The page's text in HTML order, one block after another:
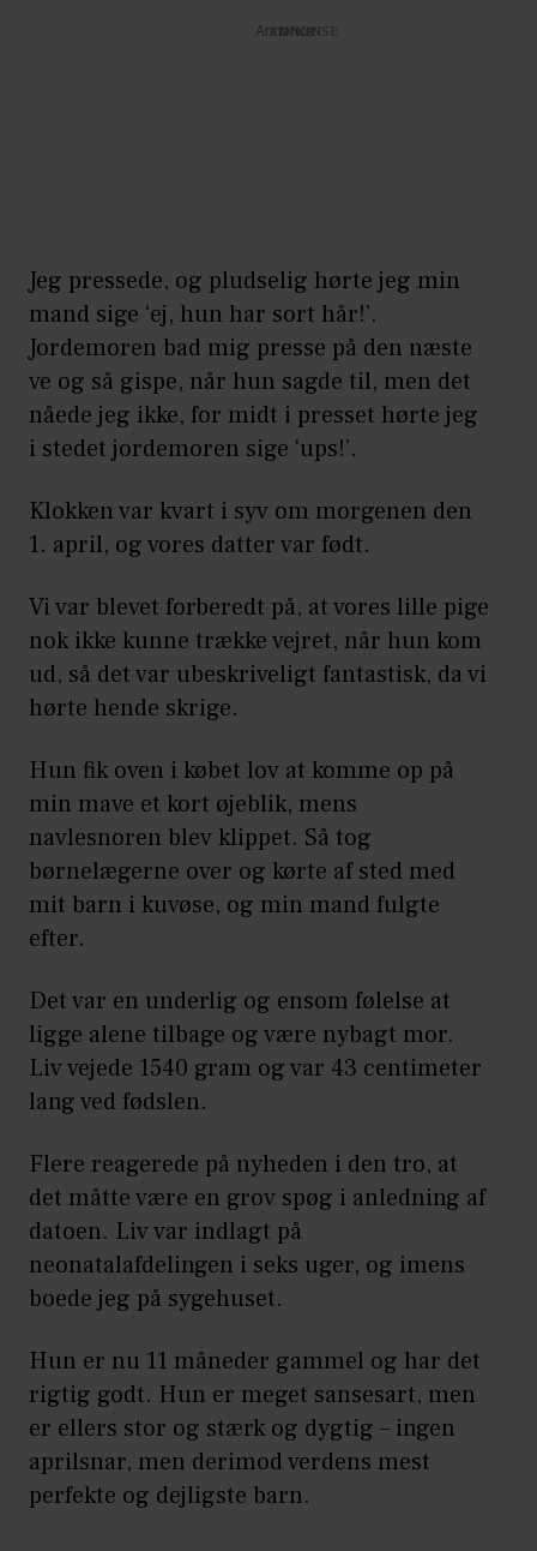
Annonce
Jeg pressede, og pludselig hørte jeg min
mand sige ‘ej, hun har sort hår!’.
Jordemoren bad mig presse på den næste
ve og så gispe, når hun sagde til, men det
nåede jeg ikke, for midt i presset hørte jeg
i stedet jordemoren sige ‘ups!’.
Klokken var kvart i syv om morgenen den
1. april, og vores datter var født.
Vi var blevet forberedt på, at vores lille pige
nok ikke kunne trække vejret, når hun kom
ud, så det var ubeskriveligt fantastisk, da vi
hørte hende skrige.
Hun fik oven i købet lov at komme op på
min mave et kort øjeblik, mens
navlesnoren blev klippet. Så tog
børnelægerne over og kørte af sted med
mit barn i kuvøse, og min mand fulgte
efter.
Det var en underlig og ensom følelse at
ligge alene tilbage og være nybagt mor.
Liv vejede 1540 gram og var 43 centimeter
lang ved fødslen.
Flere reagerede på nyheden i den tro, at
det måtte være en grov spøg i anledning af
datoen. Liv var indlagt på
neonatalafdelingen i seks uger, og imens
boede jeg på sygehuset.
Hun er nu 11 måneder gammel og har det
rigtig godt. Hun er meget sansesart, men
er ellers stor og stærk og dygtig – ingen
aprilsnar, men derimod verdens mest
perfekte og dejligste barn.